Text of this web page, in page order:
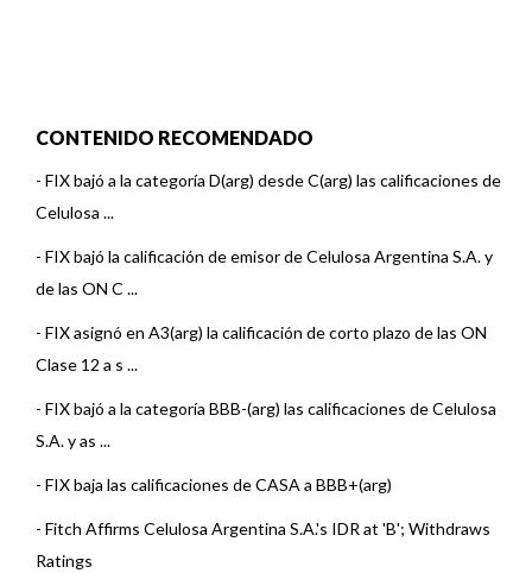
CONTENIDO RECOMENDADO
- FIX bajó a la categoría D(arg) desde C(arg) las calificaciones de
Celulosa ...
- FIX bajó la calificación de emisor de Celulosa Argentina S.A. y
de las ON C ...
- FIX asignó en A3(arg) la calificación de corto plazo de las ON
Clase 12 a s ...
- FIX bajó a la categoría BBB-(arg) las calificaciones de Celulosa
S.A. y as ...
- FIX baja las calificaciones de CASA a BBB+(arg)
- Fitch Affirms Celulosa Argentina S.A.'s IDR at 'B'; Withdraws
Ratings